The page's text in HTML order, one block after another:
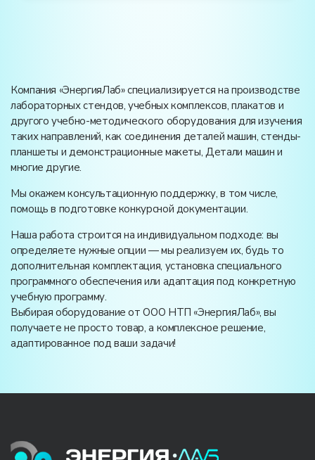
Компания «ЭнергияЛаб» специализируется на производстве
лабораторных стендов, учебных комплексов, плакатов и
другого учебно-методического оборудования для изучения
таких направлений, как соединения деталей машин, стенды-
планшеты и демонстрационные макеты, Детали машин и
многие другие.
Мы окажем консультационную поддержку, в том числе,
помощь в подготовке конкурсной документации.
Наша работа строится на индивидуальном подходе: вы
определяете нужные опции — мы реализуем их, будь то
дополнительная комплектация, установка специального
программного обеспечения или адаптация под конкретную
учебную программу.
Выбирая оборудование от ООО НТП «ЭнергияЛаб», вы
получаете не просто товар, а комплексное решение,
адаптированное под ваши задачи!